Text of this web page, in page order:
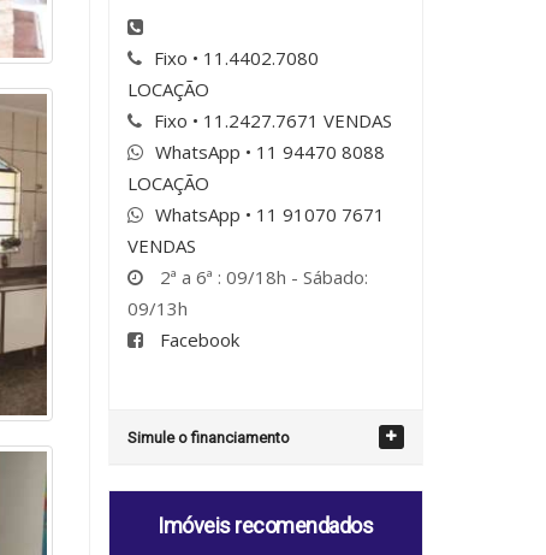
Fixo • 11.4402.7080
LOCAÇÃO
Fixo • 11.2427.7671 VENDAS
WhatsApp • 11 94470 8088
LOCAÇÃO
WhatsApp • 11 91070 7671
VENDAS
2ª a 6ª : 09/18h - Sábado:
09/13h
Facebook
Simule o financiamento
Imóveis recomendados